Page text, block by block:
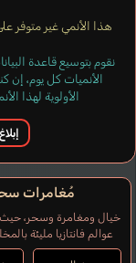
هذا الأنمي غير متوفر على
نقوم بتوسيع قاعدة
الأنميات كل يوم،
الأولوية لهذا
إبلاغ
مُغامرات
خيال ومغامرة وسحر،
عوالم فانتازيا مليئة